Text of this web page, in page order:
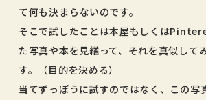
て何も決まらないのです。
そこで試したことは本屋もしくは
た写真や本を見繕って、それを真似して
す。（目的を決める）
当てずっぽうに試すのではなく、この写